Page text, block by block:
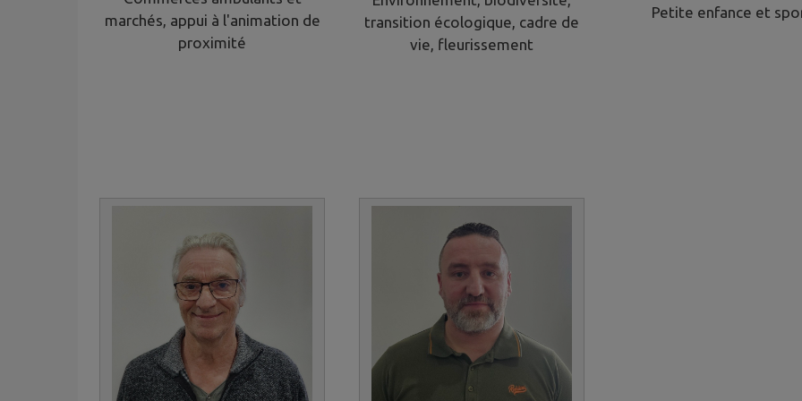
marchés, appui à l'animation de
proximité
transition écologique, cadre de
vie, fleurissement
Petite enfance et